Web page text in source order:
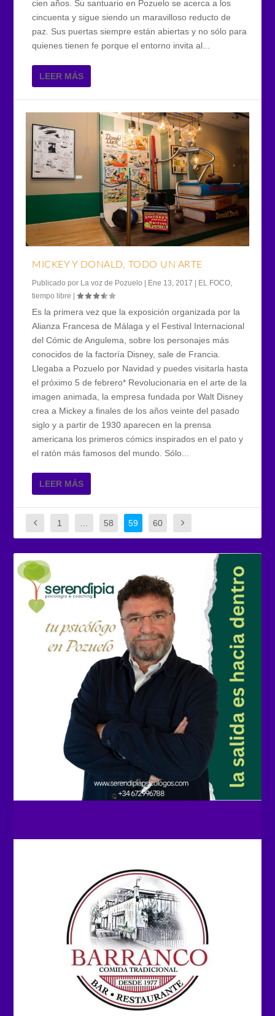
cien años. Su santuario en Pozuelo se acerca a los
cincuenta y sigue siendo un maravilloso reducto de
paz. Sus puertas siempre están abiertas y no sólo para
quienes tienen fe porque el entorno invita al...
LEER MÁS
MICKEY Y DONALD, TODO UN ARTE
Publicado por La voz de Pozuelo | Ene 13, 2017 | EL FOCO,
tiempo libre |
Es la primera vez que la exposición organizada por la
Alianza Francesa de Málaga y el Festival Internacional
del Cómic de Angulema, sobre los personajes más
conocidos de la factoría Disney, sale de Francia.
Llegaba a Pozuelo por Navidad y puedes visitarla hasta
el próximo 5 de febrero* Revolucionaria en el arte de la
imagen animada, la empresa fundada por Walt Disney
crea a Mickey a finales de los años veinte del pasado
siglo y a partir de 1930 aparecen en la prensa
americana los primeros cómics inspirados en el pato y
el ratón más famosos del mundo. Sólo...
LEER MÁS
1 58 59 60